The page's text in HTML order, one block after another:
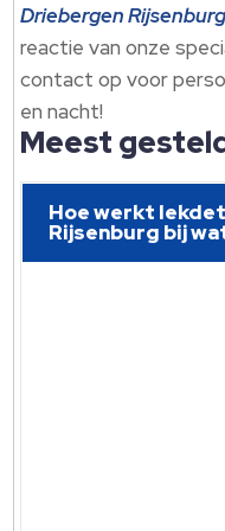
Driebergen
reactie van onze
contact op voor
en nacht!
Meest
Hoe werkt
Rijsenburg bij